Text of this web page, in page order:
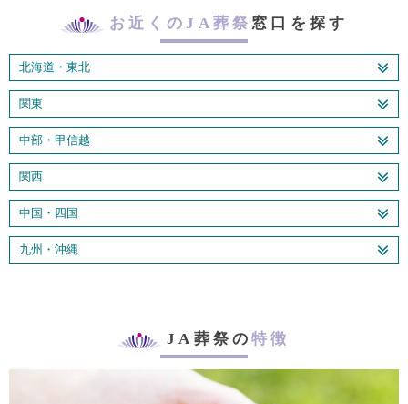
お近くのJA葬祭 窓口を探す
北海道・東北
関東
中部・甲信越
関西
中国・四国
九州・沖縄
JA葬祭の特徴